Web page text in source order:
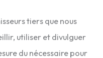
tiers que nous
utiliser et divulguer
du nécessaire pour